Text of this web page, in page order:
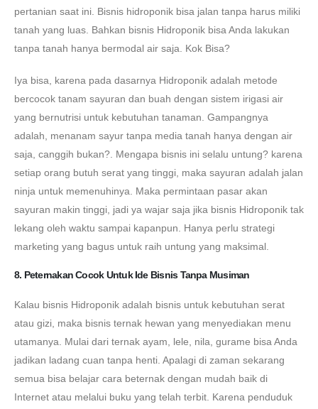
pertanian saat ini. Bisnis hidroponik bisa jalan tanpa harus miliki
tanah yang luas. Bahkan bisnis Hidroponik bisa Anda lakukan
tanpa tanah hanya bermodal air saja. Kok Bisa?
Iya bisa, karena pada dasarnya Hidroponik adalah metode
bercocok tanam sayuran dan buah dengan sistem irigasi air
yang bernutrisi untuk kebutuhan tanaman. Gampangnya
adalah, menanam sayur tanpa media tanah hanya dengan air
saja, canggih bukan?. Mengapa bisnis ini selalu untung? karena
setiap orang butuh serat yang tinggi, maka sayuran adalah jalan
ninja untuk memenuhinya. Maka permintaan pasar akan
sayuran makin tinggi, jadi ya wajar saja jika bisnis Hidroponik tak
lekang oleh waktu sampai kapanpun. Hanya perlu strategi
marketing yang bagus untuk raih untung yang maksimal.
8. Peternakan Cocok Untuk Ide Bisnis Tanpa Musiman
Kalau bisnis Hidroponik adalah bisnis untuk kebutuhan serat
atau gizi, maka bisnis ternak hewan yang menyediakan menu
utamanya. Mulai dari ternak ayam, lele, nila, gurame bisa Anda
jadikan ladang cuan tanpa henti. Apalagi di zaman sekarang
semua bisa belajar cara beternak dengan mudah baik di
Internet atau melalui buku yang telah terbit. Karena penduduk